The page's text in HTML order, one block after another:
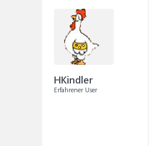
HKindler
Erfahrener User